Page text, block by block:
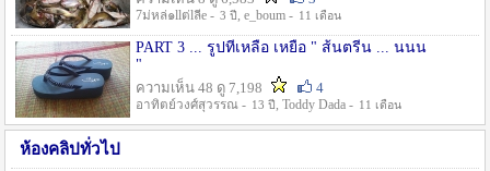
7ม่หล่๑llต่lลีe - 3 ปี , e_boum - 11 เดือน
PART 3 ... รูปที่เหลือ เหยื่อ " ส้นตรีน ... นนน
"
ความเห็น 48 ดู 7,198
4
อาทิตย์วงศ์สุวรรณ - 13 ปี , Toddy Dada - 11 เดือน
ห้องคลิปทั่วไป